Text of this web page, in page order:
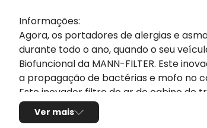
Informações:
Agora, os portadores de alergias e
durante todo o ano, quando o seu
Biofuncional da MANN-FILTER. Este
a propagação de bactérias e mofo no
Este inovador filtro de ar de cabine de
grandes, uma camada de carvão
biofuncional que intercepta os alérgenos.
Ver mais